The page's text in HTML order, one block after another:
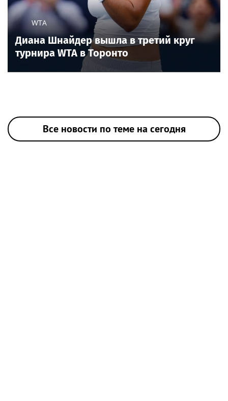
WTA
Диана Шнайдер вышла в третий круг
турнира WTA в Торонто
Все новости по теме на сегодня